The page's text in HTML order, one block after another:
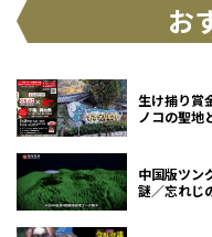
お
生け捕り賞
ノコの聖地
中国版ツン
謎／忘れじ